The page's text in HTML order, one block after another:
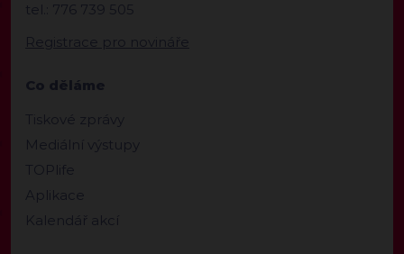
tel.: 776 739 505
Registrace pro novináře
Co děláme
Tiskové zprávy
Mediální výstupy
TOPlife
Aplikace
Kalendář akcí